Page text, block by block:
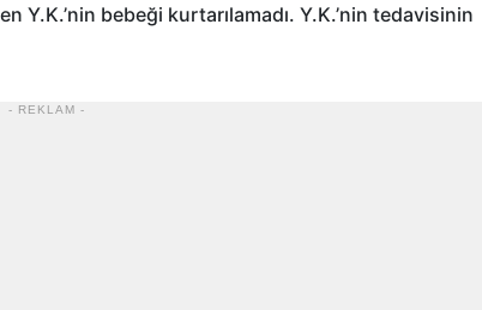
Y.K.’nin bebeği kurtarılamadı. Y.K.’nin tedavisinin
- REKLAM -